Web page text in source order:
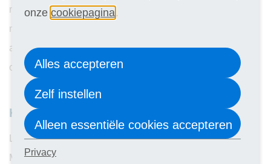
mijn interesses kwamen samen in deze opleiding: talen,
media, creativiteit, reclame, etc. Inmiddels ben ik
afgestudeerd en heb ik geen moment spijt gehad van mijn
opleidingskeuzekeuze.
Kies voor jezelf!
Laat je niet teveel beïnvloeden door je omgeving.
Misschien raadt die ene vriend de opleiding die jou leuk
onze cookiepagina .
Alles accepteren
Zelf instellen
Alleen essentiële cookies accepteren
Privacy